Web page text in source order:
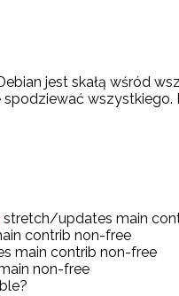
jest skałą wśród
stretch/updates main
contrib non-free
main contrib non-free
non-free